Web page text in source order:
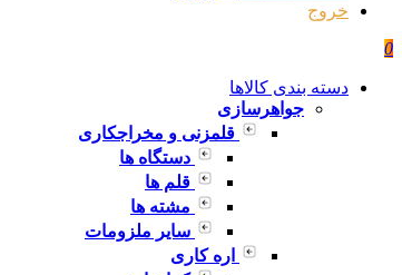
خروج
0
دسته بندی کالاها
جواهرسازی
قلمزنی و مخراجکاری
دستگاه ها
قلم ها
مشته ها
سایر ملزومات
اره کاری